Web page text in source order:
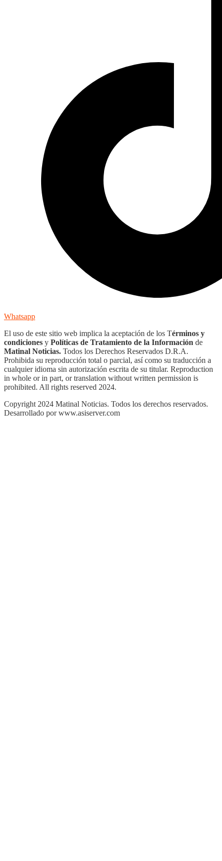
Whatsapp
El uso de este sitio web implica la aceptación de los Términos y
condiciones y Políticas de Tratamiento de la Información de
Matinal Noticias. Todos los Derechos Reservados D.R.A.
Prohibida su reproducción total o parcial, así como su traducción a
cualquier idioma sin autorización escrita de su titular. Reproduction
in whole or in part, or translation without written permission is
prohibited. All rights reserved 2024.
Copyright 2024 Matinal Noticias. Todos los derechos reservados.
Desarrollado por www.asiserver.com